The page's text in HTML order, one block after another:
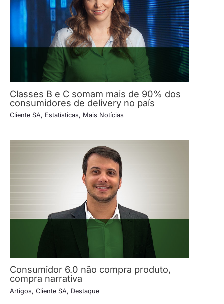
Classes B e C somam mais de 90% dos
consumidores de delivery no país
Cliente SA, Estatísticas, Mais Notícias
Consumidor 6.0 não compra produto,
compra narrativa
Artigos, Cliente SA, Destaque